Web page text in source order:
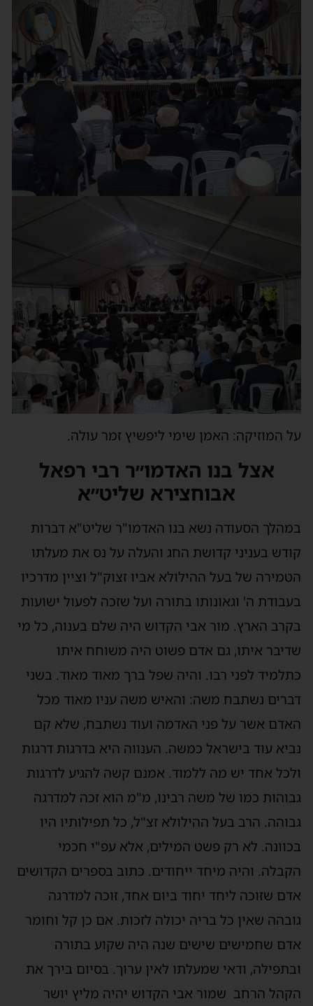
על המוזיקה: האמן שימי ליפשיץ זמר עולה.
אצל בנו האדמו״ר רבי רפאל
אבוחצירא שליט״א
במהלך הסעודה נשא בנו האדמו"ר שליט"א דברות
קודש בעניני קדושת החג והעלה על נס את מעלתו
הטמירה של בעל ההילולא אביו זצוק"ל וציין מדרכיו
בעבודת ה' וגאונותו בתורה ועל שזכה לפעול ישועות
בקרב הארץ. מור אבי הקדוש היה שלם בענוה, כל מי
שדיבר איתו, גם אדם פשוט היה משוחח איתו
כתלמיד לפני רבו. והיה שפל ברך מאוד מאוד. בשני
דברים נשתבח משה: והאיש משה עניו מאוד מכל
האדם אשר על פני האדמה ועוד נשתבח, שלא קם
נביא עוד בישראל כמשה. הענווה היא בדרגות דרגות
ולכל אחד יש מה ללמוד. אמנם קשה להגיע לדרגות
גבוהות כמו של משה רבינו, מ"מ הוא זכה למדרגה
גבוהה. הרב בעל ההילולא זצ"ל, כל תפילותיו היו
בכוונה. לא רק פשט המילים, אלא עפ"י חכמי
הקבלה. והיה מיחד ייחודים. כתוב בספרים הקדושים
אדם שזוכה ליחד יחוד ביום אחד, זוכה למדרגה
גובהה שאין כל בריה יכולה לזכות. אם כן קל וחומר
אדם שחמישים שישים שנה היה שקוע בתורה
ובתפילה, ודאי שמעלתו לאין ערוך. בסיום בירך את
הקהל הרחב שמור אבי הקדוש יהיה מליץ יושר